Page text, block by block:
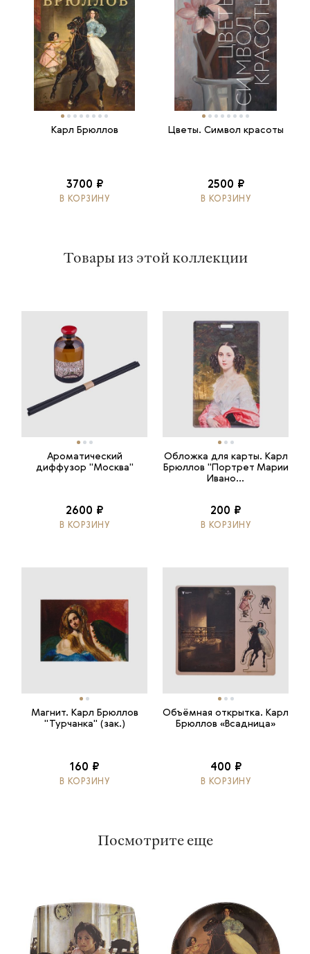
Карл Брюллов
3700 ₽
В КОРЗИНУ
Цветы. Символ красоты
2500 ₽
В КОРЗИНУ
Товары из этой коллекции
Ароматический
диффузор "Москва"
2600 ₽
В КОРЗИНУ
Обложка для карты. Карл
Брюллов "Портрет Марии
Ивано...
200 ₽
В КОРЗИНУ
Магнит. Карл Брюллов
"Турчанка" (зак.)
160 ₽
В КОРЗИНУ
Объёмная открытка. Карл
Брюллов «Всадница»
400 ₽
В КОРЗИНУ
Посмотрите еще